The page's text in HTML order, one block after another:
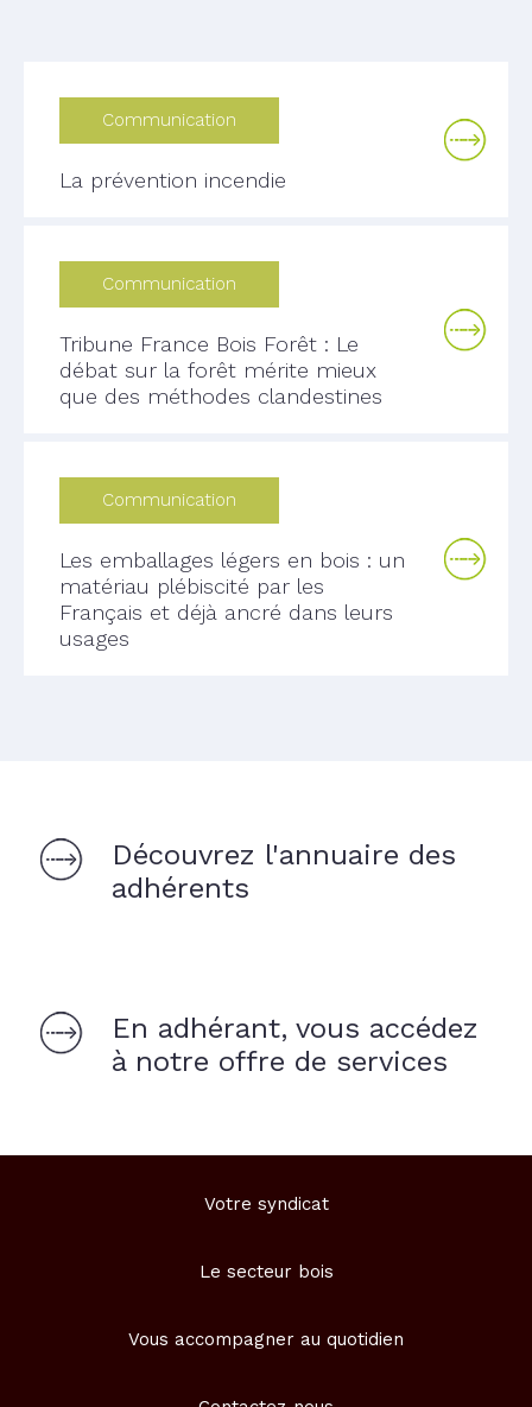
Communication
La prévention incendie
Communication
Tribune France Bois Forêt : Le
débat sur la forêt mérite mieux
que des méthodes clandestines
Communication
Les emballages légers en bois : un
matériau plébiscité par les
Français et déjà ancré dans leurs
usages
Découvrez l'annuaire des
adhérents
En adhérant, vous accédez
à notre offre de services
Votre syndicat
Le secteur bois
Vous accompagner au quotidien